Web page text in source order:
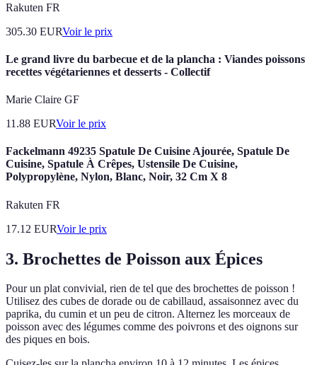
Rakuten FR
305.30 EURVoir le prix
Le grand livre du barbecue et de la plancha : Viandes poissons
recettes végétariennes et desserts - Collectif
Marie Claire GF
11.88 EURVoir le prix
Fackelmann 49235 Spatule De Cuisine Ajourée, Spatule De
Cuisine, Spatule À Crêpes, Ustensile De Cuisine,
Polypropylène, Nylon, Blanc, Noir, 32 Cm X 8
Rakuten FR
17.12 EURVoir le prix
3. Brochettes de Poisson aux Épices
Pour un plat convivial, rien de tel que des brochettes de poisson !
Utilisez des cubes de dorade ou de cabillaud, assaisonnez avec du
paprika, du cumin et un peu de citron. Alternez les morceaux de
poisson avec des légumes comme des poivrons et des oignons sur
des piques en bois.